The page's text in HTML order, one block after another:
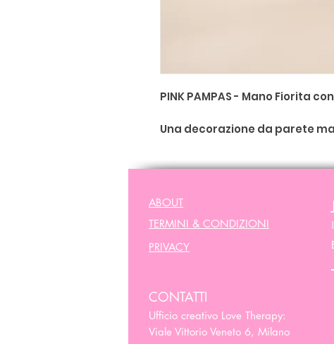
PINK PAMPAS - Mano Fiorita
Una decorazione da parete
Ex Voto. Questa creazione a
La mano è universalmente
carità, accoglienza ed
Design:
Mano con pattern
centrale
Simbologia: Un omaggio
ABOUT
TERMINI & CONDIZIONI
PRIVACY
CONTATTI
Ufficio creativo Love Therapy:
Viale Vittorio Veneto 6, Milano